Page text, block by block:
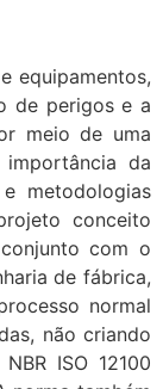
equipamentos,
de perigos e a
meio de uma
da
metodologias
conceito
com o
de fábrica,
normal
não criando
ISO 12100